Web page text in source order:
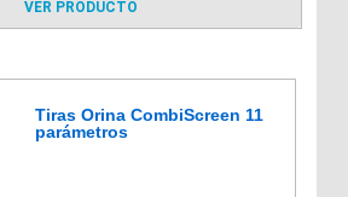
VER PRODUCTO
Tiras Orina CombiScreen 11
parámetros